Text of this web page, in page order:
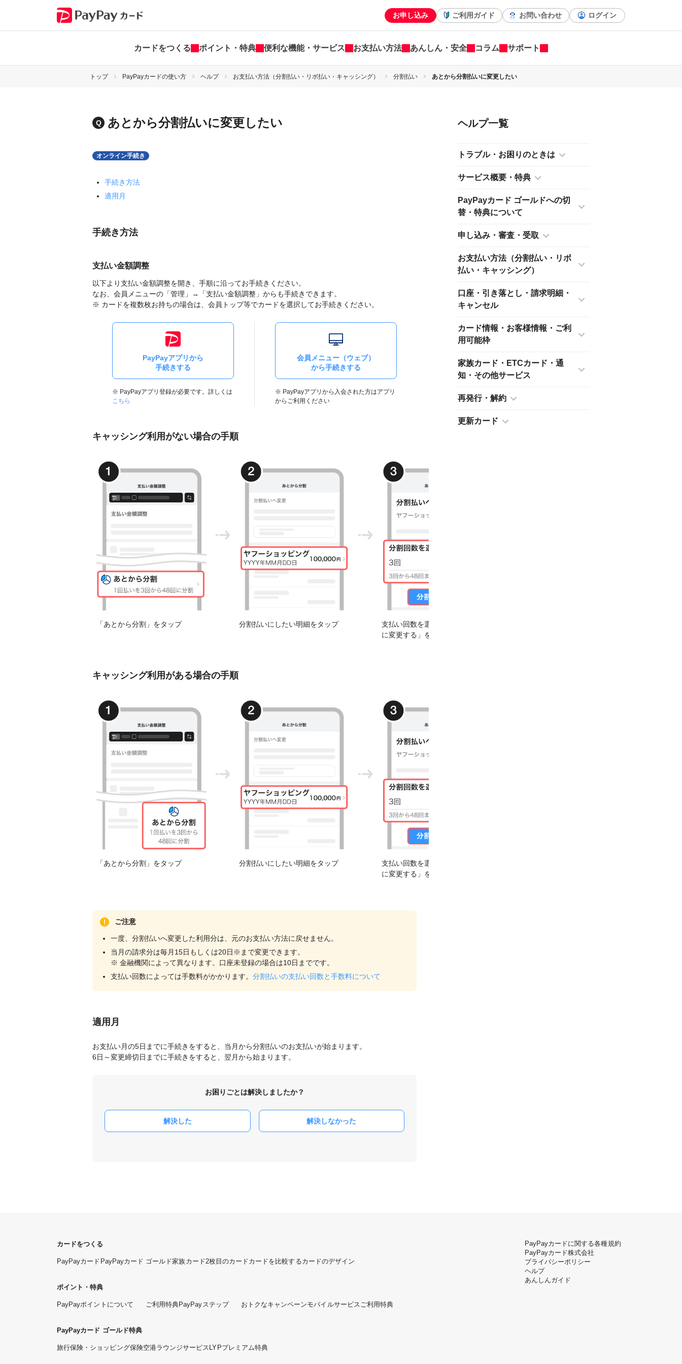
お申し込み ご利用ガイド お問い合わせ ログイン
カードをつくる ポイント・特典 便利な機能・サービス お支払い方法 あんしん・安全 コラム サポート
トップ PayPayカードの使い方 ヘルプ お支払い方法（分割払い・リボ払い・キャッシング） 分割払い あとから分割払いに変更したい
あとから分割払いに変更したい
オンライン手続き
手続き方法
適用月
手続き方法
支払い金額調整
以下より支払い金額調整を開き、手順に沿ってお手続きください。
なお、会員メニューの「管理」→「支払い金額調整」からも手続きできます。
※ カードを複数枚お持ちの場合は、会員トップ等でカードを選択してお手続きください。
PayPayアプリから
手続きする
※ PayPayアプリ登録が必要です。詳しくは
こちら
会員メニュー（ウェブ）
から手続きする
※ PayPayアプリから入会された方はアプリ
からご利用ください
キャッシング利用がない場合の手順
「あとから分割」をタップ 分割払いにしたい明細をタップ
支払い回数を選択し、「分割払い
に変更する」をタップ
キャッシング利用がある場合の手順
「あとから分割」をタップ 分割払いにしたい明細をタップ
支払い回数を選択し、「分割払い
に変更する」をタップ
ご注意
一度、分割払いへ変更した利用分は、元のお支払い方法に戻せません。
当月の請求分は毎月15日もしくは20日※まで変更できます。
※ 金融機関によって異なります。口座未登録の場合は10日までです。
支払い回数によっては手数料がかかります。 分割払いの支払い回数と手数料について
適用月
お支払い月の5日までに手続きをすると、当月から分割払いのお支払いが始まります。
6日～変更締切日までに手続きをすると、翌月から始まります。
お困りごとは解決しましたか？
解決した 解決しなかった
ヘルプ
トラブル・お困りのときは
サービス概要・特典
PayPayカード ゴールドへの切
替・特典について
申し込み・審査・受取
お支払い方法（分割払い・リボ
払い・キャッシング）
口座・引き落とし・請求明細・
キャンセル
カード情報・お客様情報・ご利
用可能枠
家族カード・ETCカード・通
知・その他サービス
再発行・解約
更新カード
カードをつくる
PayPayカード PayPayカード ゴールド家族カード2枚目のカードカードを比較するカードのデザイン
ポイント・特典
PayPayポイントについて ご利用特典PayPayステップ おトクなキャンペーンモバイルサービスご利用特典
PayPayカード ゴールド特典
旅行保険・ショッピング保険空港ラウンジサービス LYPプレミアム特典
PayPayカードに関する各種規約
PayPayカード株式会社
プライバシーポリシー
ヘルプ
あんしんガイド